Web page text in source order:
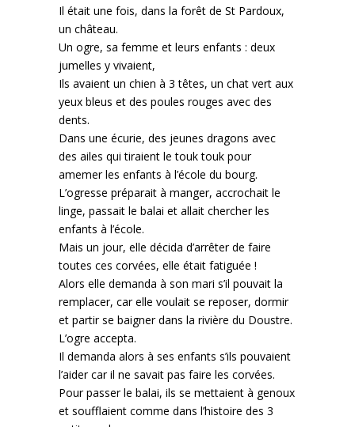
Il était une fois, dans la forêt de St Pardoux,
un château.
Un ogre, sa femme et leurs enfants : deux
jumelles y vivaient,
Ils avaient un chien à 3 têtes, un chat vert aux
yeux bleus et des poules rouges avec des
dents.
Dans une écurie, des jeunes dragons avec
des ailes qui tiraient le touk touk pour
amemer les enfants à l’école du bourg.
L’ogresse préparait à manger, accrochait le
linge, passait le balai et allait chercher les
enfants à l’école.
Mais un jour, elle décida d’arrêter de faire
toutes ces corvées, elle était fatiguée !
Alors elle demanda à son mari s’il pouvait la
remplacer, car elle voulait se reposer, dormir
et partir se baigner dans la rivière du Doustre.
L’ogre accepta.
Il demanda alors à ses enfants s’ils pouvaient
l’aider car il ne savait pas faire les corvées.
Pour passer le balai, ils se mettaient à genoux
et soufflaient comme dans l’histoire des 3